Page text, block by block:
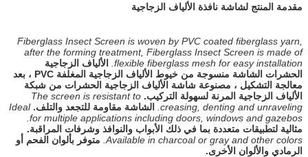
مقدمة المنتج لشاشة نافذة الألياف الزجاجية
Fiberglass Insect Screen is woven by PVC coated fiberglass yarn,
after the forming treatment, Fiberglass Insect Screen is made of
flexible fiberglass mesh for easy installation.
الألياف الزجاجية
الحشرات الشاشة منسوجة من خيوط الألياف الزجاجية المغلفة PVC ، بعد
معالجة التشكيل ، مصنوعة شاشة الألياف الزجاجية الحشرات من شبكة
الألياف الزجاجية المرنة لسهولة التركيب. The screen is resistant to
creasing, denting and unraveling.
الشاشة مقاومة للتجعد والتلف. Ideal
for multiple applications including doors, windows and gazebos.
مثالية لتطبيقات متعددة بما في ذلك الأبواب والنوافذ وشرفات المراقبة.
Available in charcoal or gray and other colors. متوفر بألوان الفحم أو
الرمادي والألوان الأخرى.